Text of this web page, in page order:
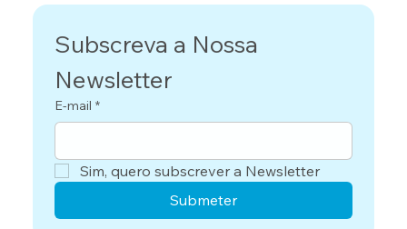
Subscreva a Nossa
Newsletter
E-mail *
Sim, quero subscrever a Newsletter
Submeter